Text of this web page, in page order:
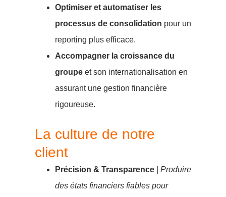
Optimiser et automatiser les
processus de consolidation pour un
reporting plus efficace.
Accompagner la croissance du
groupe et son internationalisation en
assurant une gestion financière
rigoureuse.
La culture de notre
client
Précision & Transparence
Produire
des états financiers fiables pour